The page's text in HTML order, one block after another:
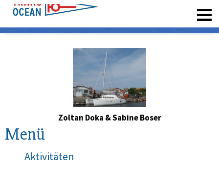
Zoltan Doka & Sabine Boser
Menü
Aktivitäten